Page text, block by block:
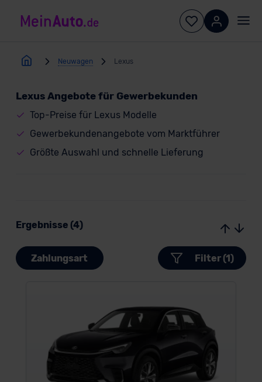
Neuwagen Lexus
Lexus Angebote für Gewerbekunden
Top-Preise für Lexus Modelle
Gewerbekundenangebote vom Marktführer
Größte Auswahl und schnelle Lieferung
Ergebnisse (4)
Zahlungsart Filter (1)